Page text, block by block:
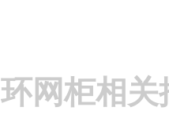
环网柜相关